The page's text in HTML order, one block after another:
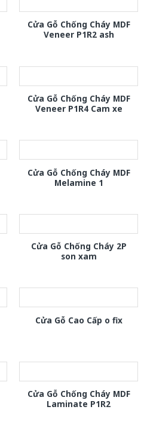
Cửa Gỗ Chống Cháy MDF
Veneer P1R2 ash
Cửa Gỗ Chống Cháy MDF
Veneer P1R4 Cam xe
Cửa Gỗ Chống Cháy MDF
Melamine 1
Cửa Gỗ Chống Cháy 2P
son xam
Cửa Gỗ Cao Cấp o fix
Cửa Gỗ Chống Cháy MDF
Laminate P1R2